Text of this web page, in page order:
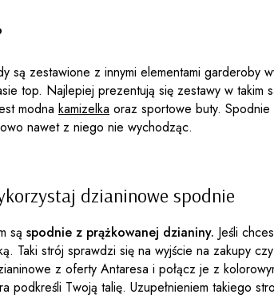
są zestawione z innymi elementami garderoby
top. Najlepiej prezentują się zestawy w takim
modna kamizelka oraz sportowe buty.
nawet z niego nie wychodząc.
dzianinowe spodnie
są spodnie z prążkowanej dzianiny. Jeśli
Taki strój sprawdzi się na wyjście na zakupy
z oferty Antaresa i połącz je z
podkreśli Twoją talię. Uzupełnieniem takiego